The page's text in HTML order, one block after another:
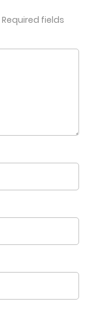
Required fields